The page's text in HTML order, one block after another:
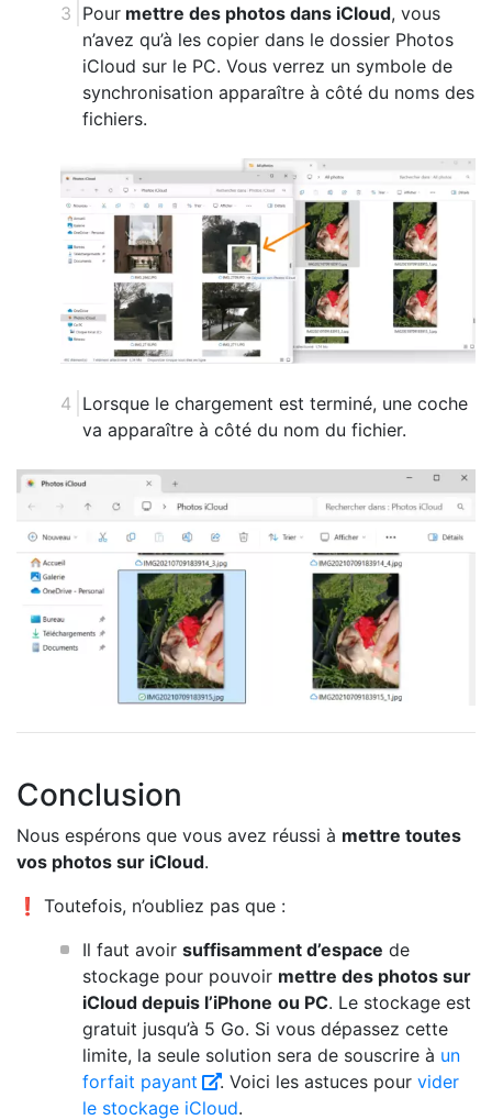
Pour mettre des photos dans iCloud, vous
n’avez qu’à les copier dans le dossier Photos
iCloud sur le PC. Vous verrez un symbole de
synchronisation apparaître à côté du noms des
fichiers.
Lorsque le chargement est terminé, une coche
va apparaître à côté du nom du fichier.
Conclusion
Nous espérons que vous avez réussi à mettre toutes
vos photos sur iCloud.
❗ Toutefois, n’oubliez pas que :
Il faut avoir suffisamment d’espace de
stockage pour pouvoir mettre des photos sur
iCloud depuis l’iPhone ou PC. Le stockage est
gratuit jusqu’à 5 Go. Si vous dépassez cette
limite, la seule solution sera de souscrire à un
forfait payant
. Voici les astuces pour vider
le stockage iCloud.